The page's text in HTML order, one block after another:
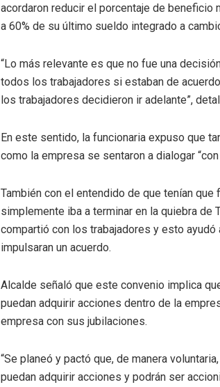
acordaron reducir el porcentaje de
a 60% de su último sueldo integrado a
“Lo más relevante es que no fue una
todos los trabajadores si estaban de
los trabajadores decidieron ir adelante”,
En este sentido, la funcionaria expuso que
como la empresa se sentaron a dialogar
También con el entendido de que tenían
simplemente iba a terminar en la quiebra de
compartió con los trabajadores y esto
impulsaran un acuerdo.
Alcalde señaló que este convenio implica
puedan adquirir acciones dentro de la
empresa con sus jubilaciones.
“Se planeó y pactó que, de manera
puedan adquirir acciones y podrán ser